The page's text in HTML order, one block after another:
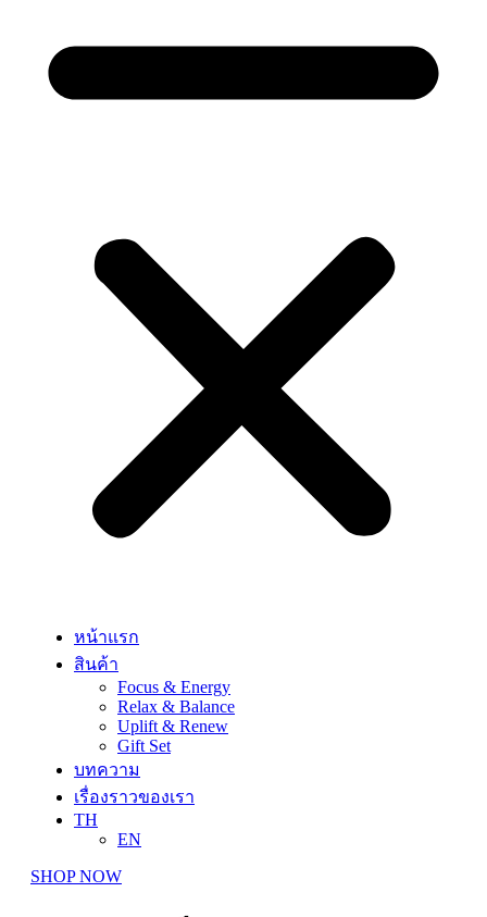
หน้าแรก
สินค้า
Focus & Energy
Relax & Balance
Uplift & Renew
Gift Set
บทความ
เรื่องราวของเรา
TH
EN
SHOP NOW